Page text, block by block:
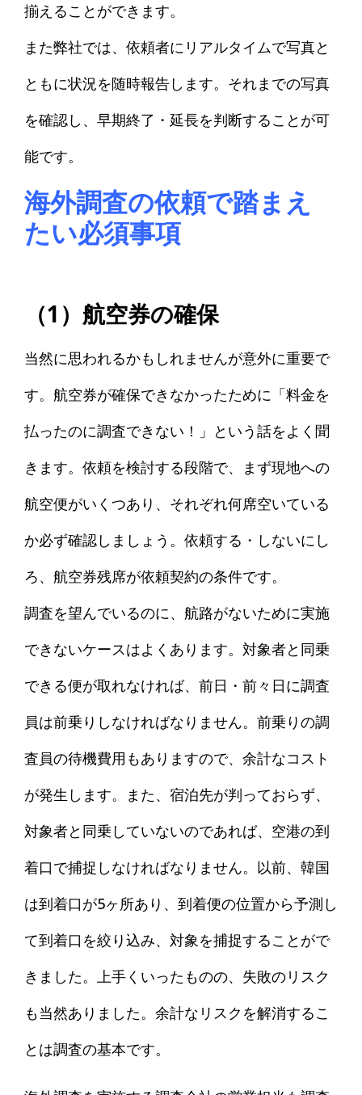
揃えることができます。
また弊社では、依頼者にリアルタイムで写真と
ともに状況を随時報告します。それまでの写真
を確認し、早期終了・延長を判断することが可
能です。
海外調査の依頼で踏まえ
たい必須事項
（1）航空券の確保
当然に思われるかもしれませんが意外に重要で
す。航空券が確保できなかったために「料金を
払ったのに調査できない！」という話をよく聞
きます。依頼を検討する段階で、まず現地への
航空便がいくつあり、それぞれ何席空いている
か必ず確認しましょう。依頼する・しないにし
ろ、航空券残席が依頼契約の条件です。
調査を望んでいるのに、航路がないために実施
できないケースはよくあります。対象者と同乗
できる便が取れなければ、前日・前々日に調査
員は前乗りしなければなりません。前乗りの調
査員の待機費用もありますので、余計なコスト
が発生します。また、宿泊先が判っておらず、
対象者と同乗していないのであれば、空港の到
着口で捕捉しなければなりません。以前、韓国
は到着口が5ヶ所あり、到着便の位置から予測し
て到着口を絞り込み、対象を捕捉することがで
きました。上手くいったものの、失敗のリスク
も当然ありました。余計なリスクを解消するこ
とは調査の基本です。